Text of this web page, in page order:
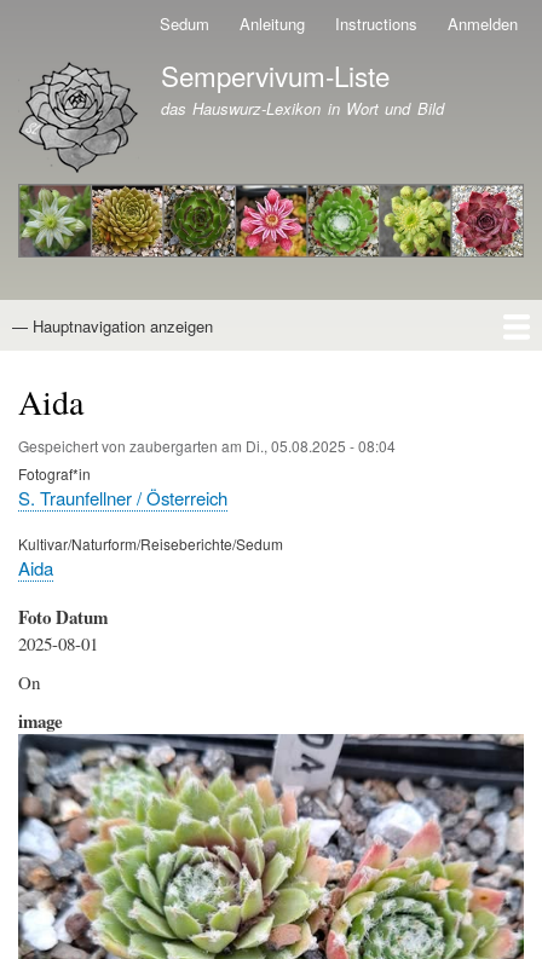
Direkt
zum
Inhalt
Sedum Anleitung Instructions Anmelden
Branding der Website
Sempervivum-Liste
das Hauswurz-Lexikon in Wort und Bild
Hauptnavigation
— Hauptnavigation anzeigen
Aida
Gespeichert von zaubergarten am Di., 05.08.2025 - 08:04
Fotograf*in
S. Traunfellner / Österreich
Kultivar/Naturform/Reiseberichte/Sedum
Aida
Foto Datum
2025-08-01
Hinweis
On
image